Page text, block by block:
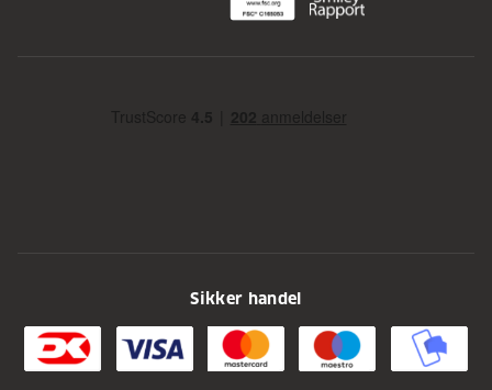
Sikker handel